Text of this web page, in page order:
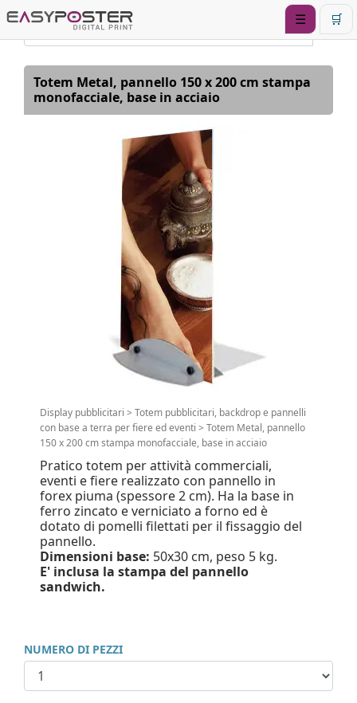
☰ 🛒
Totem Metal, pannello 150 x 200 cm stampa
monofacciale, base in acciaio
Display pubblicitari > Totem pubblicitari, backdrop e pannelli
con base a terra per fiere ed eventi > Totem Metal, pannello
150 x 200 cm stampa monofacciale, base in acciaio
Pratico totem per attività commerciali,
eventi e fiere realizzato con pannello in
forex piuma (spessore 2 cm). Ha la base in
ferro zincato e verniciato a forno ed è
dotato di pomelli filettati per il fissaggio del
pannello.
Dimensioni base: 50x30 cm, peso 5 kg.
E' inclusa la stampa del pannello
sandwich.
NUMERO DI PEZZI